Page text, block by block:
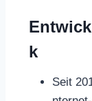
k
Seit